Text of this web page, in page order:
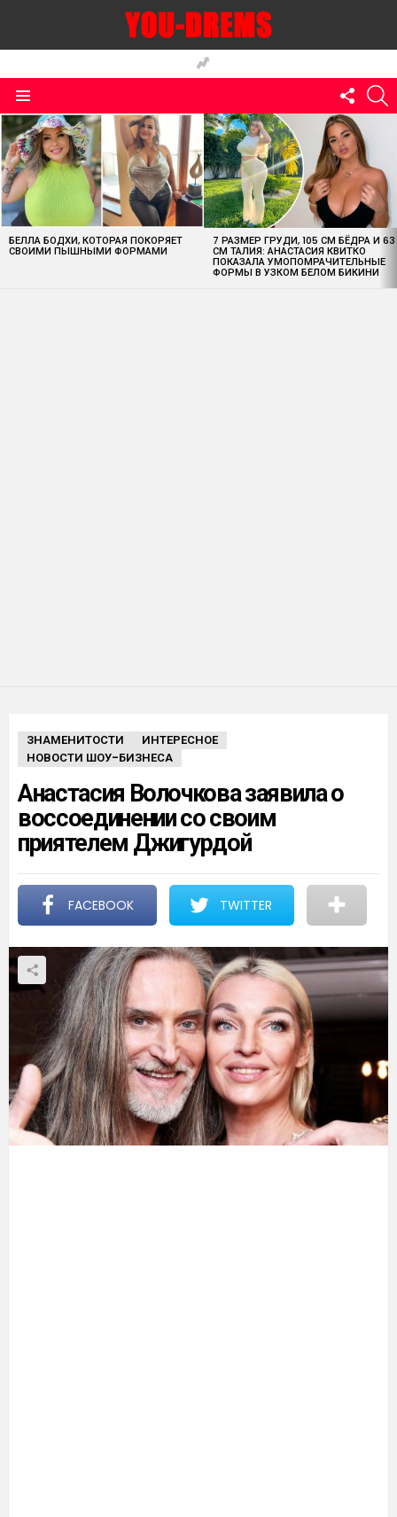
US
MOST
VIEWED
STORIES
БЕЛЛА БОДХИ, КОТОРАЯ ПОКОРЯЕТ
СВОИМИ ПЫШНЫМИ ФОРМАМИ
7 РАЗМЕР ГРУДИ, 105 СМ БЁДРА И 63
СМ ТАЛИЯ: АНАСТАСИЯ КВИТКО
ПОКАЗАЛА УМОПОМРАЧИТЕЛЬНЫЕ
ФОРМЫ В УЗКОМ БЕЛОМ БИКИНИ
ЗНАМЕНИТОСТИ
ИНТЕРЕСНОЕ
НОВОСТИ ШОУ-БИЗНЕСА
Анастасия Волочкова заявила о
воссоединении со своим
приятелем Джигурдой
FACEBOOK TWITTER